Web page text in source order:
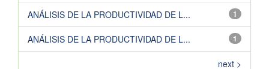
1
ANÁLISIS DE LA PRODUCTIVIDAD DE L...
1
ANÁLISIS DE LA PRODUCTIVIDAD DE L...
next >